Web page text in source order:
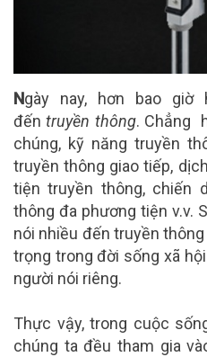
Ngày nay, hơn bao giờ
đếntruyền thông. Chẳng
chúng, kỹ năng truyền
truyền thông giao tiếp,
tiện truyền thông, chiến
thông đa phương tiện v.v.
nói nhiều đến truyền
trọng trong đời sống xã
người nói riêng.
Thực vậy, trong cuộc
chúng ta đều tham gia